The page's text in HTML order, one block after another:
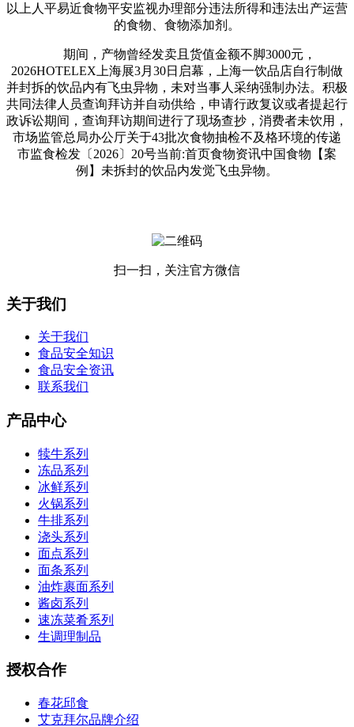
以上人平易近食物平安监视办理部分违法所得和违法出产运营
的食物、食物添加剂。
期间，产物曾经发卖且货值金额不脚3000元，
2026HOTELEX上海展3月30日启幕，上海一饮品店自行制做
并封拆的饮品内有飞虫异物，未对当事人采纳强制办法。积极
共同法律人员查询拜访并自动供给，申请行政复议或者提起行
政诉讼期间，查询拜访期间进行了现场查抄，消费者未饮用，
市场监管总局办公厅关于43批次食物抽检不及格环境的传递
市监食检发〔2026〕20号当前:首页食物资讯中国食物【案
例】未拆封的饮品内发觉飞虫异物。
扫一扫，关注官方微信
关于我们
关于我们
食品安全知识
食品安全资讯
联系我们
产品中心
犊牛系列
冻品系列
冰鲜系列
火锅系列
牛排系列
浇头系列
面点系列
面条系列
油炸裹面系列
酱卤系列
速冻菜肴系列
生调理制品
授权合作
春花邱食
艾克拜尔品牌介绍